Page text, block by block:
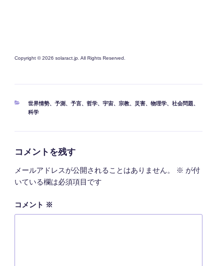
Copyright © 2026 solaract.jp. All Rights Reserved.
カ
テ
世界情勢、 予測 、 予言、 哲学、 宇宙、 宗教、 災害、 物理学、 社会問題、
科学
コメントを残す
メールアドレスが公開されることはありません。 ※ が付
いている欄は必須項目です
コメント ※